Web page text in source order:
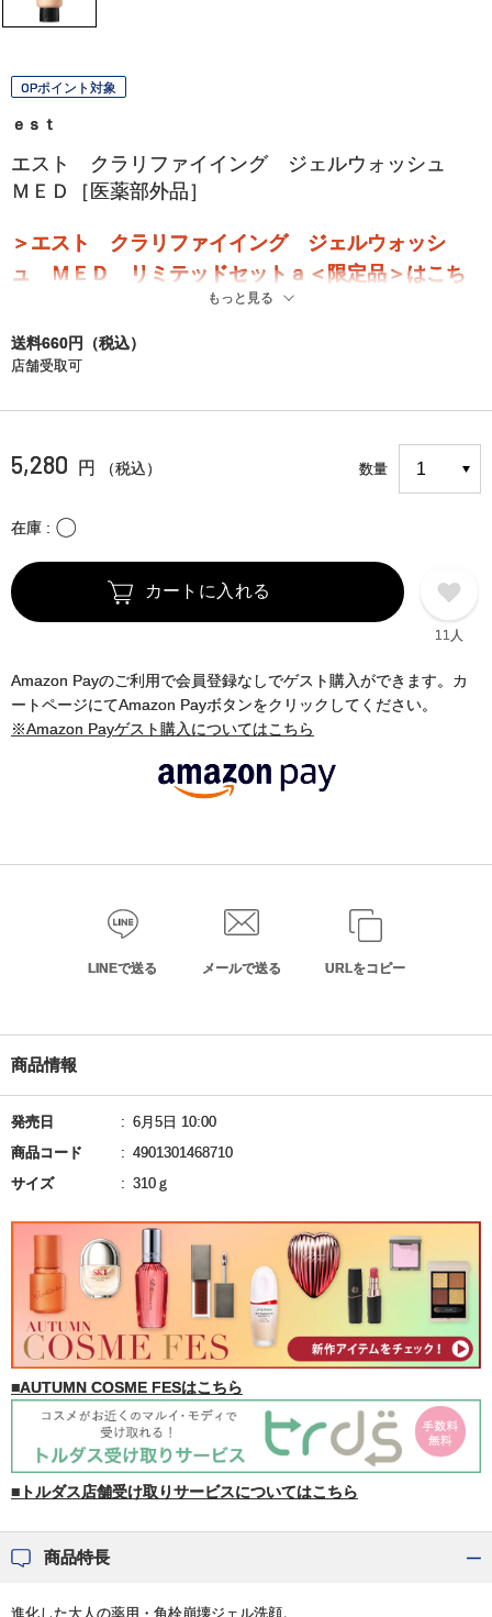
OPポイント対象
ｅｓｔ
エスト クラリファイイング ジェルウォッシュ
ＭＥＤ［医薬部外品］
＞エスト クラリファイイング ジェルウォッシ
ュ ＭＥＤ リミテッドセットａ＜限定品＞はこち
もっと見る
送料660円（税込）
店舗受取可
5,280 円 （税込） 数量
在庫 〇
カートに入れる
11人
Amazon Payのご利用で会員登録なしでゲスト購入ができます。カ
ートページにてAmazon Payボタンをクリックしてください。
※Amazon Payゲスト購入についてはこちら
LINEで送る メールで送る URLをコピー
商品情報
発売日
6月5日 10:00
商品コード
4901301468710
サイズ
310ｇ
■AUTUMN COSME FESはこちら
■トルダス店舗受け取りサービスについてはこちら
商品特長
進化した大人の薬用・角栓崩壊ジェル洗顔。